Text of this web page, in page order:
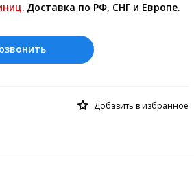
курс 10 руб.= 1295.67 с.
Доставка по РФ, СНГ и Европе.
Добавить в избранное